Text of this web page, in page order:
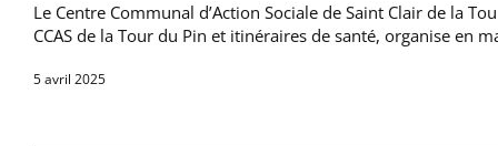
Le Centre Communal d’Action Sociale de Saint Clair de la
CCAS de la Tour du Pin et itinéraires de santé, organise en
5 avril 2025